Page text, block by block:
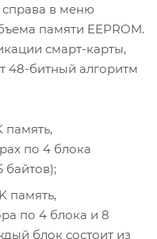
справа в меню
памяти EEPROM.
смарт-карты,
48-битный алгоритм
память,
по 4 блока
байтов);
память,
по 4 блока и 8
блок состоит из